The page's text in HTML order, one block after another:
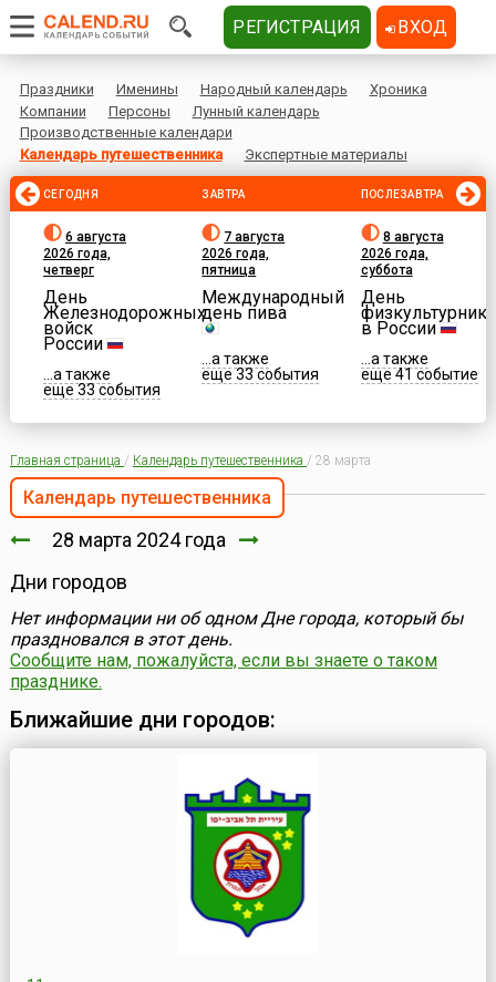
Праздники Именины Народный календарь
Хроника
Компании
Персоны
Лунный календарь
Производственные календари
Календарь путешественника
Экспертные материалы
СЕГОДНЯ
6 августа
2026 года,
четверг
День
Железнодорожных
войск
России
...а также
еще 33 события
ЗАВТРА
7 августа
2026 года,
пятница
Международный
день пива
...а также
еще 33 события
ПОСЛЕЗАВТРА
8 августа
2026 года,
суббота
День
физкультурника
в России
...а также
еще 41 событие
Главная страница / Календарь путешественника / 28 марта
Календарь путешественника
28 марта 2024 года
Дни городов
Нет информации ни об одном Дне города, который бы
праздновался в этот день.
Сообщите нам, пожалуйста, если вы знаете о таком
празднике.
Ближайшие дни городов:
РЕГИСТРАЦИЯ ВХОД